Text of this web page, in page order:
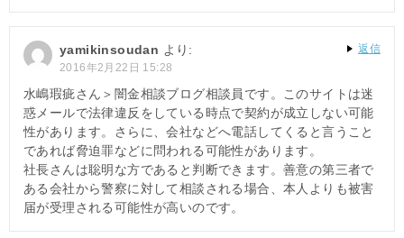
yamikinsoudan より:
2016年2月22日 15:28
水嶋瑕疵さん＞闇金相談ブログ相談員です。このサイトは迷
惑メールで法律違反をしている時点で契約が成立しない可能
性があります。さらに、会社などへ電話してくると言うこと
であれば脅迫罪などに問われる可能性があります。
社長さんは聡明な方であると判断できます。善意の第三者で
ある会社から警察に対して相談される場合、本人よりも被害
届が受理される可能性が高いのです。
返信